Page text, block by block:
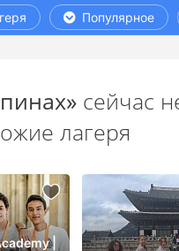
Популярное
сейчас
лагеря
|